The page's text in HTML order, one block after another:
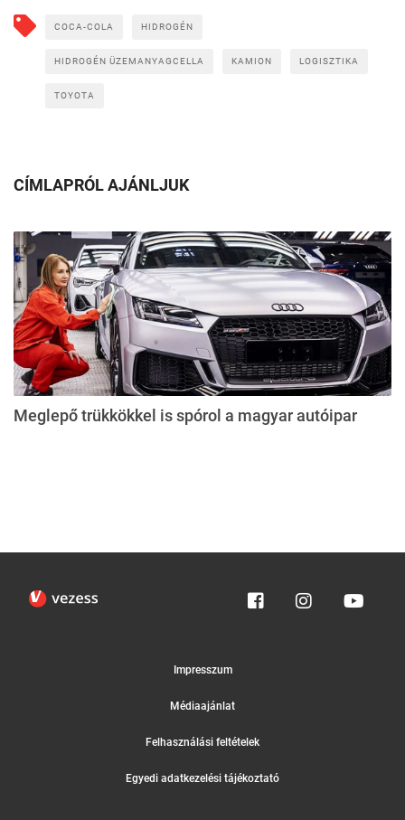
COCA-COLA HIDROGÉN
HIDROGÉN ÜZEMANYAGCELLA KAMION LOGISZTIKA
TOYOTA
CÍMLAPRÓL AJÁNLJUK
Meglepő trükkökkel is spórol a magyar autóipar
Impresszum
Médiaajánlat
Felhasználási feltételek
Egyedi adatkezelési tájékoztató